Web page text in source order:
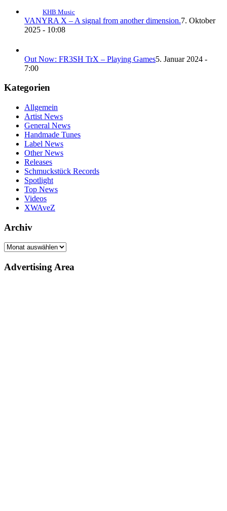
KHB Music
VANYRA X – A signal from another dimension.7. Oktober
2025 - 10:08
Out Now: FR3SH TrX – Playing Games5. Januar 2024 -
7:00
Kategorien
Allgemein
Artist News
General News
Handmade Tunes
Label News
Other News
Releases
Schmuckstück Records
Spotlight
Top News
Videos
XWAveZ
Archiv
Archiv
Advertising Area